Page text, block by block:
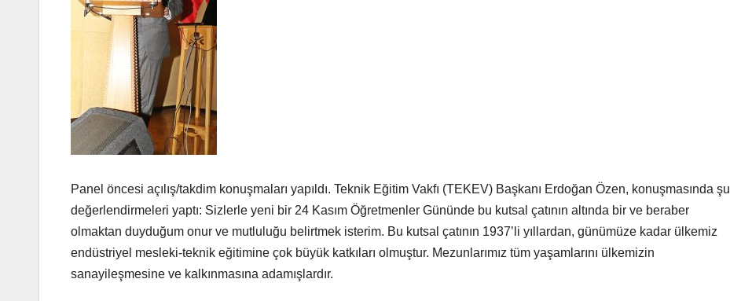
Panel öncesi açılış/takdim konuşmaları yapıldı. Teknik Eğitim Vakfı (TEKEV) Başkanı Erdoğan Özen, konuşmasında şu
değerlendirmeleri yaptı: Sizlerle yeni bir 24 Kasım Öğretmenler Gününde bu kutsal çatının altında bir ve beraber
olmaktan duyduğum onur ve mutluluğu belirtmek isterim. Bu kutsal çatının 1937’li yıllardan, günümüze kadar ülkemiz
endüstriyel mesleki-teknik eğitimine çok büyük katkıları olmuştur. Mezunlarımız tüm yaşamlarını ülkemizin
sanayileşmesine ve kalkınmasına adamışlardır.